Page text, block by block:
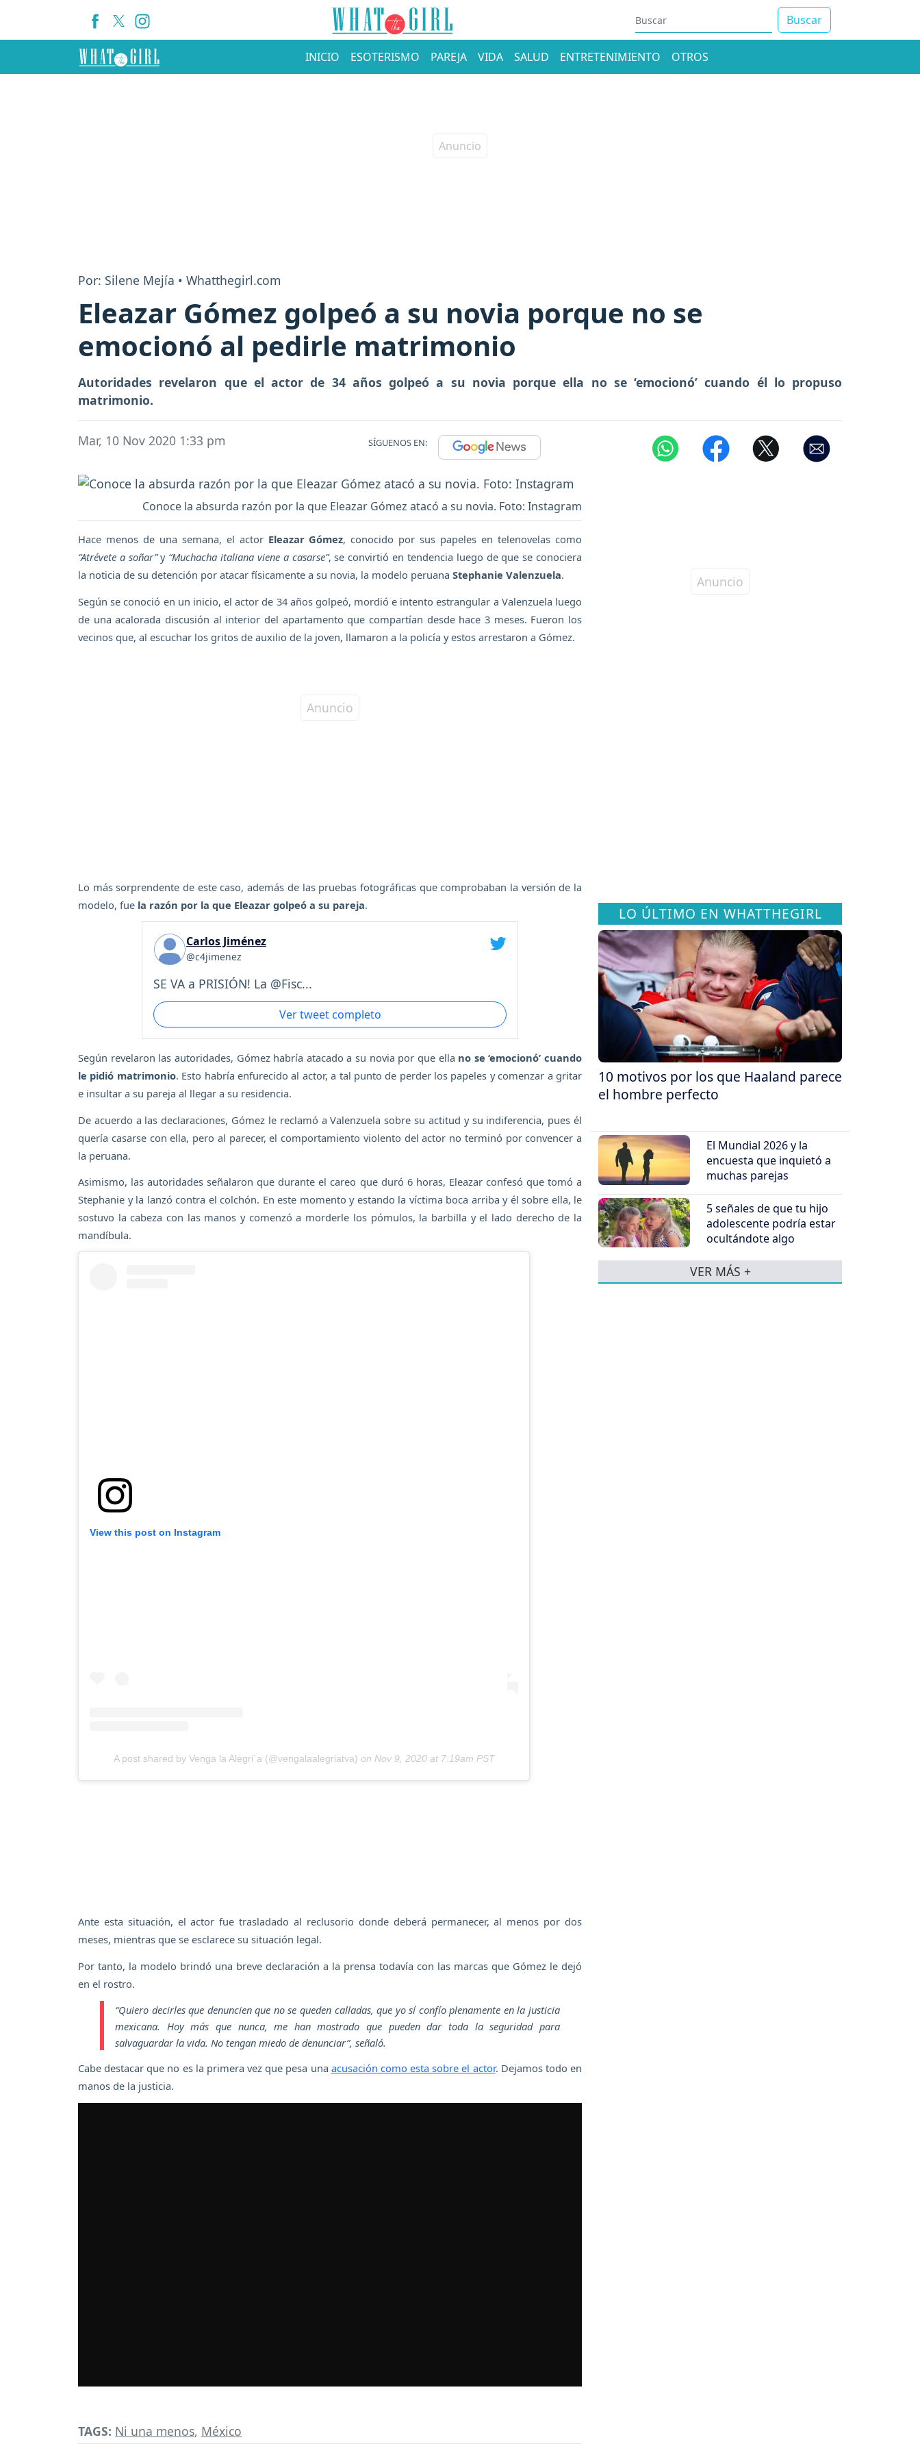
Buscar
INICIO ESOTERISMO PAREJA VIDA SALUD ENTRETENIMIENTO OTROS
Por: Silene Mejía • Whatthegirl.com
Eleazar Gómez golpeó a su novia porque no se
emocionó al pedirle matrimonio
Autoridades revelaron que el actor de 34 años golpeó a su novia porque ella no se ‘emocionó’ cuando él lo propuso
matrimonio.
Mar, 10 Nov 2020 1:33 pm SÍGUENOS EN:
Conoce la absurda razón por la que Eleazar Gómez atacó a su novia. Foto: Instagram
Hace menos de una semana, el actor Eleazar Gómez, conocido por sus papeles en telenovelas como
“Atrévete a soñar”y“Muchacha italiana viene a casarse”, se convirtió en tendencia luego de que se conociera
la noticia de su detención por atacar físicamente a su novia, la modelo peruana Stephanie Valenzuela.
Según se conoció en un inicio, el actor de 34 años golpeó, mordió e intento estrangular a Valenzuela luego
de una acalorada discusión al interior del apartamento que compartían desde hace 3 meses. Fueron los
vecinos que, al escuchar los gritos de auxilio de la joven, llamaron a la policía y estos arrestaron a Gómez.
Lo más sorprendente de este caso, además de las pruebas fotográficas que comprobaban la versión de la
modelo, fue la razón por la que Eleazar golpeó a su pareja.
Carlos Jiménez
@c4jimenez
SE VA a PRISIÓN! La @Fisc...
Ver tweet completo
Según revelaron las autoridades, Gómez habría atacado a su novia por que ella no se ‘emocionó’ cuando
le pidió matrimonio. Esto habría enfurecido al actor, a tal punto de perder los papeles y comenzar a gritar
e insultar a su pareja al llegar a su residencia.
De acuerdo a las declaraciones, Gómez le reclamó a Valenzuela sobre su actitud y su indiferencia, pues él
quería casarse con ella, pero al parecer, el comportamiento violento del actor no terminó por convencer a
la peruana.
Asimismo, las autoridades señalaron que durante el careo que duró 6 horas, Eleazar confesó que tomó a
Stephanie y la lanzó contra el colchón. En este momento y estando la víctima boca arriba y él sobre ella, le
sostuvo la cabeza con las manos y comenzó a morderle los pómulos, la barbilla y el lado derecho de la
mandíbula.
View this post on Instagram
A post shared by Venga la Alegri´a (@vengalaalegriatva) on Nov 9, 2020 at 7:19am PST
Ante esta situación, el actor fue trasladado al reclusorio donde deberá permanecer, al menos por dos
meses, mientras que se esclarece su situación legal.
Por tanto, la modelo brindó una breve declaración a la prensa todavía con las marcas que Gómez le dejó
en el rostro.
“Quiero decirles que denuncien que no se queden calladas, que yo sí confío plenamente en la justicia
mexicana. Hoy más que nunca, me han mostrado que pueden dar toda la seguridad para
salvaguardar la vida. No tengan miedo de denunciar”, señaló.
Cabe destacar que no es la primera vez que pesa una acusación como esta sobre el actor. Dejamos todo en
manos de la justicia.
TAGS: Ni una menos, México
LO ÚLTIMO EN WHATTHEGIRL
10 motivos por los que Haaland parece
el hombre perfecto
El Mundial 2026 y la
encuesta que inquietó a
muchas parejas
5 señales de que tu hijo
adolescente podría estar
ocultándote algo
VER MÁS +